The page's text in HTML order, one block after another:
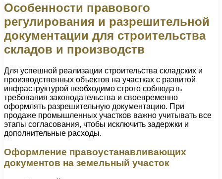
Особенности правового
регулирования и разрешительной
документации для строительства
складов и производств
Для успешной реализации строительства складских и
производственных объектов на участках с развитой
инфраструктурой необходимо строго соблюдать
требования законодательства и своевременно
оформлять разрешительную документацию. При
продаже промышленных участков важно учитывать все
этапы согласования, чтобы исключить задержки и
дополнительные расходы.
Оформление правоустанавливающих
документов на земельный участок